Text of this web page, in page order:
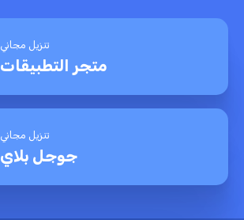
تنزيل مجاني
متجر التطبيقات
تنزيل مجاني
جوجل بلاي